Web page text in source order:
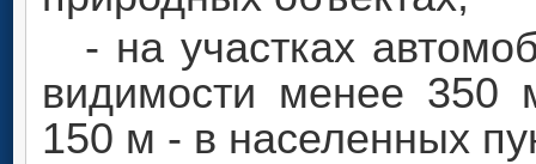
- на участках
видимости менее 350
150 м - в населенных